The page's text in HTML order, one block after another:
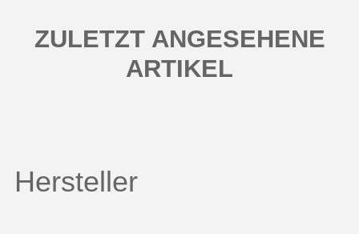
ZULETZT ANGESEHENE
ARTIKEL
Hersteller